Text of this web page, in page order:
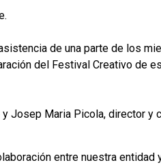
de una parte de los
del Festival Creativo de
Josep Maria Picola, director y
entre nuestra entidad